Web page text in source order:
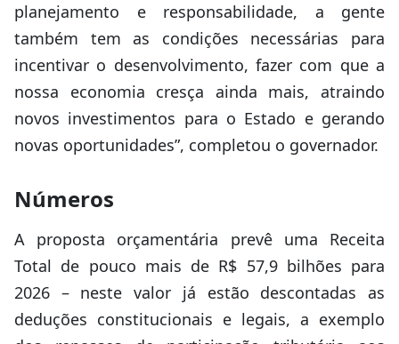
planejamento e responsabilidade, a gente
também tem as condições necessárias para
incentivar o desenvolvimento, fazer com que a
nossa economia cresça ainda mais, atraindo
novos investimentos para o Estado e gerando
novas oportunidades”, completou o governador.
Números
A proposta orçamentária prevê uma Receita
Total de pouco mais de R$ 57,9 bilhões para
2026 – neste valor já estão descontadas as
deduções constitucionais e legais, a exemplo